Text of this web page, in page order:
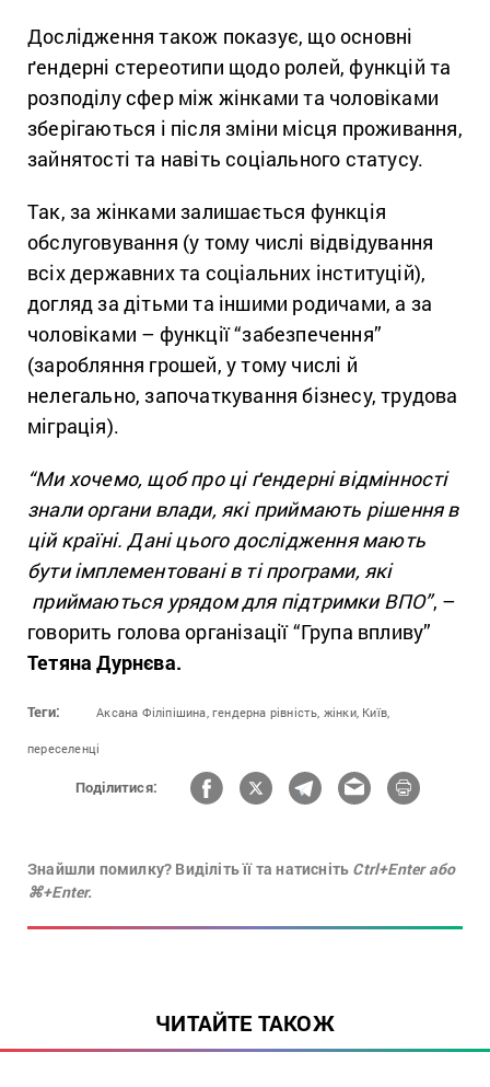
Дослідження також показує, що основні
ґендерні стереотипи щодо ролей, функцій та
розподілу сфер між жінками та чоловіками
зберігаються і після зміни місця проживання,
зайнятості та навіть соціального статусу.
Так, за жінками залишається функція
обслуговування (у тому числі відвідування
всіх державних та соціальних інституцій),
догляд за дітьми та іншими родичами, а за
чоловіками – функції “забезпечення”
(заробляння грошей, у тому числі й
нелегально, започаткування бізнесу, трудова
міграція).
“Ми хочемо, щоб про ці ґендерні відмінності
знали органи влади, які приймають рішення в
цій країні. Дані цього дослідження мають
бути імплементовані в ті програми, які
приймаються урядом для підтримки ВПО”, –
говорить голова організації “Група впливу”
Тетяна Дурнєва.
Теги: Аксана Філіпішина, гендерна рівність, жінки, Київ,
переселенці
Поділитися:
Знайшли помилку? Виділіть її та натисніть Ctrl+Enter або
⌘+Enter.
ЧИТАЙТЕ ТАКОЖ